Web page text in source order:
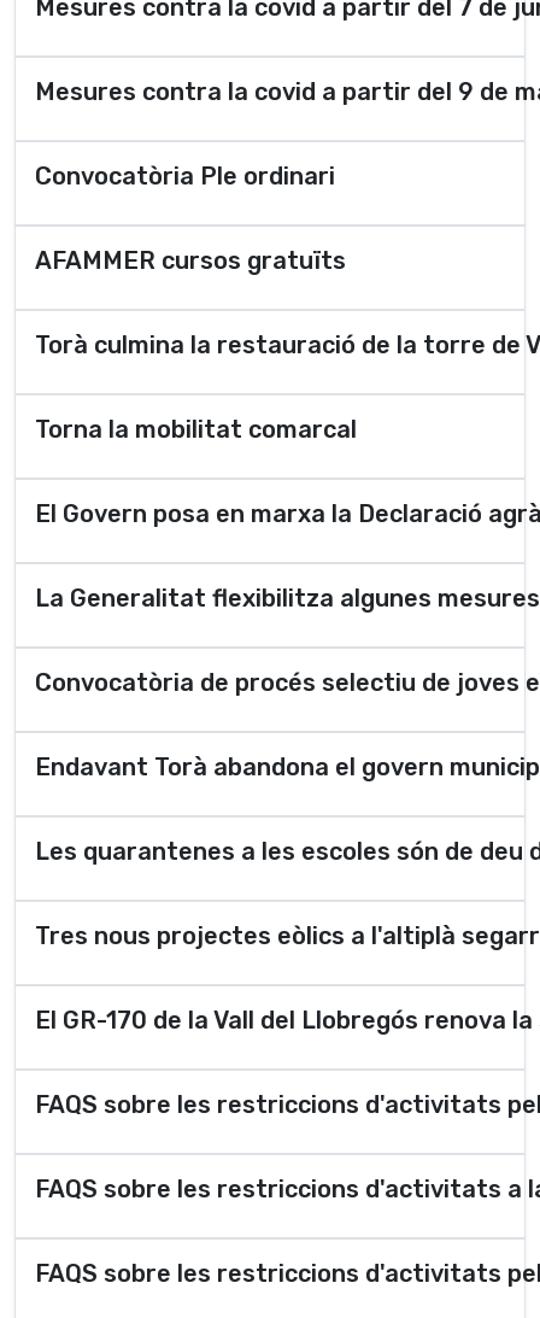
Mesures contra la covid a partir del 7 de
Mesures contra la covid a partir del 9 de
Convocatòria Ple ordinari
AFAMMER cursos gratuïts
Torà culmina la restauració de la torre de
Torna la mobilitat comarcal
El Govern posa en marxa la Declaració
La Generalitat flexibilitza algunes
Convocatòria de procés selectiu de
Endavant Torà abandona el govern
Les quarantenes a les escoles són de deu
Tres nous projectes eòlics a l'altiplà
El GR-170 de la Vall del Llobregós renova
FAQS sobre les restriccions d'activitats
FAQS sobre les restriccions d'activitats a
FAQS sobre les restriccions d'activitats